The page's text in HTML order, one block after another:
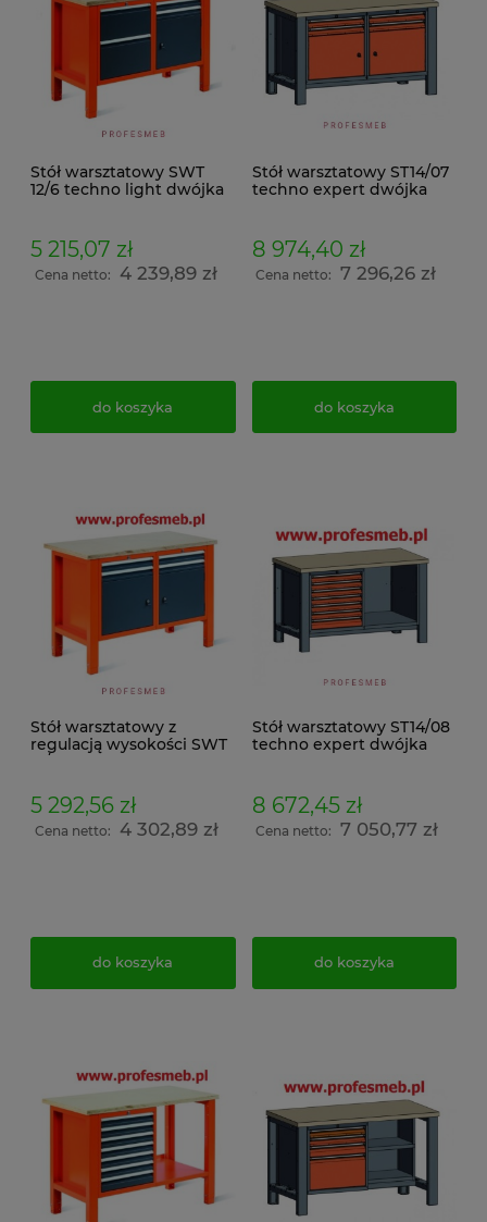
Stół warsztatowy SWT
12/6 techno light dwójka
5 215,07 zł
Cena netto: 4 239,89 zł
do koszyka
Stół warsztatowy ST14/07
techno expert dwójka
8 974,40 zł
Cena netto: 7 296,26 zł
do koszyka
Stół warsztatowy z
regulacją wysokości SWT
12/7 techno light dwójka
5 292,56 zł
Cena netto: 4 302,89 zł
do koszyka
Stół warsztatowy ST14/08
techno expert dwójka
8 672,45 zł
Cena netto: 7 050,77 zł
do koszyka